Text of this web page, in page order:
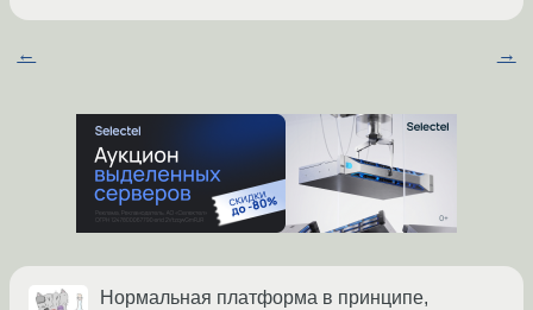
← →
Нормальная платформа в принципе,